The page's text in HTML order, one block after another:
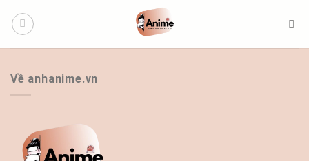
qua
Về anhanime.vn